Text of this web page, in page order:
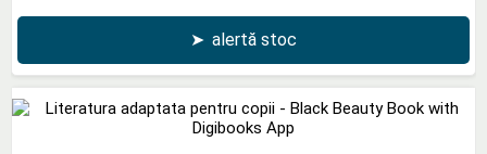
➤ alertă stoc